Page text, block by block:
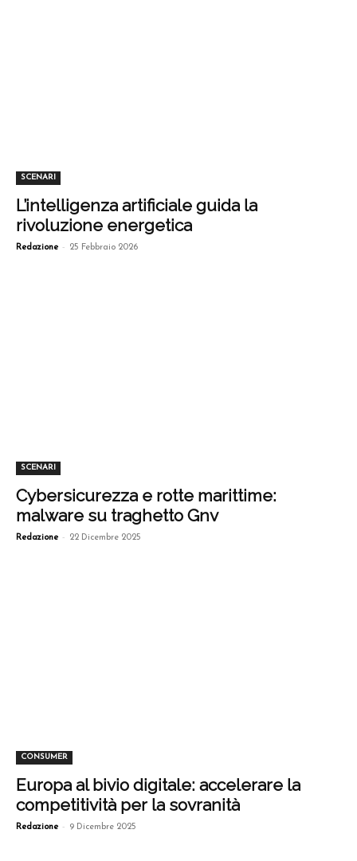
SCENARI
L’intelligenza artificiale guida la
rivoluzione energetica
Redazione - 25 Febbraio 2026
SCENARI
Cybersicurezza e rotte marittime:
malware su traghetto Gnv
Redazione - 22 Dicembre 2025
CONSUMER
Europa al bivio digitale: accelerare la
competitività per la sovranità
Redazione - 9 Dicembre 2025